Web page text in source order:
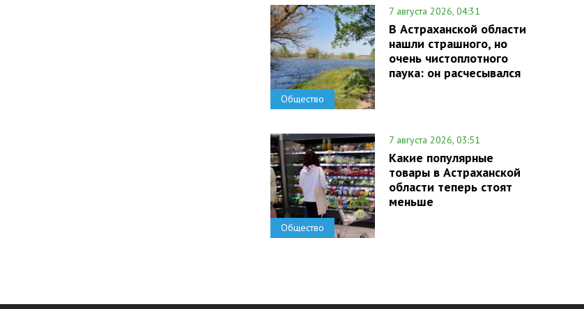
Общество
7 августа 2026, 04:31
В Астраханской области
нашли страшного, но
очень чистоплотного
паука: он расчесывался
Общество
7 августа 2026, 03:51
Какие популярные
товары в Астраханской
области теперь стоят
меньше